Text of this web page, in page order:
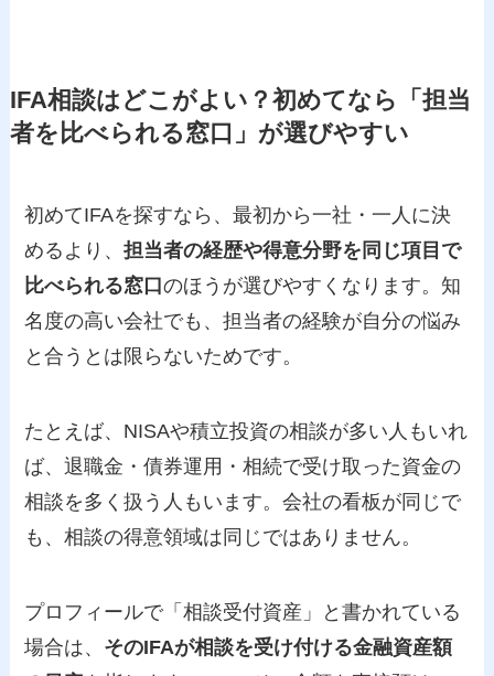
IFA相談はどこがよい？初めてなら「担当
者を比べられる窓口」が選びやすい
初めてIFAを探すなら、最初から一社・一人に決
めるより、担当者の経歴や得意分野を同じ項目で
比べられる窓口のほうが選びやすくなります。知
名度の高い会社でも、担当者の経験が自分の悩み
と合うとは限らないためです。
たとえば、NISAや積立投資の相談が多い人もいれ
ば、退職金・債券運用・相続で受け取った資金の
相談を多く扱う人もいます。会社の看板が同じで
も、相談の得意領域は同じではありません。
プロフィールで「相談受付資産」と書かれている
場合は、 そのIFAが相談を受け付ける金融資産額